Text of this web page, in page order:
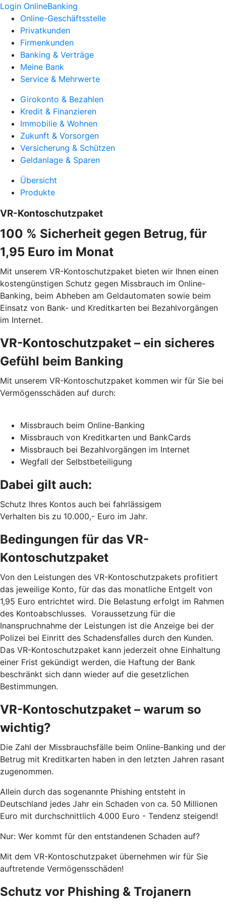
Login OnlineBanking
Online-Geschäftsstelle
Privatkunden
Firmenkunden
Banking & Verträge
Meine Bank
Service & Mehrwerte
Girokonto & Bezahlen
Kredit & Finanzieren
Immobilie & Wohnen
Zukunft & Vorsorgen
Versicherung & Schützen
Geldanlage & Sparen
Übersicht
Produkte
VR-Kontoschutzpaket
100 % Sicherheit gegen Betrug, für
1,95 Euro im Monat
Mit unserem VR-Kontoschutzpaket bieten wir Ihnen einen
kostengünstigen Schutz gegen Missbrauch im Online-
Banking, beim Abheben am Geldautomaten sowie beim
Einsatz von Bank- und Kreditkarten bei Bezahlvorgängen
im Internet.
VR-Kontoschutzpaket – ein sicheres
Gefühl beim Banking
Mit unserem VR-Kontoschutzpaket kommen wir für Sie bei
Vermögensschäden auf durch:
Missbrauch beim Online-Banking
Missbrauch von Kreditkarten und BankCards
Missbrauch bei Bezahlvorgängen im Internet
Wegfall der Selbstbeteiligung
Dabei gilt auch:
Schutz Ihres Kontos auch bei fahrlässigem
Verhalten bis zu 10.000,- Euro im Jahr.
Bedingungen für das VR-
Kontoschutzpaket
Von den Leistungen des VR-Kontoschutzpakets profitiert
das jeweilige Konto, für das das monatliche Entgelt von
1,95 Euro entrichtet wird. Die Belastung erfolgt im Rahmen
des Kontoabschlusses. Voraussetzung für die
Inanspruchnahme der Leistungen ist die Anzeige bei der
Polizei bei Einritt des Schadensfalles durch den Kunden.
Das VR-Kontoschutzpaket kann jederzeit ohne Einhaltung
einer Frist gekündigt werden, die Haftung der Bank
beschränkt sich dann wieder auf die gesetzlichen
Bestimmungen.
VR-Kontoschutzpaket – warum so
wichtig?
Die Zahl der Missbrauchsfälle beim Online-Banking und der
Betrug mit Kreditkarten haben in den letzten Jahren rasant
zugenommen.
Allein durch das sogenannte Phishing entsteht in
Deutschland jedes Jahr ein Schaden von ca. 50 Millionen
Euro mit durchschnittlich 4.000 Euro - Tendenz steigend!
Nur: Wer kommt für den entstandenen Schaden auf?
Mit dem VR-Kontoschutzpaket übernehmen wir für Sie
auftretende Vermögensschäden!
Schutz vor Phishing & Trojanern